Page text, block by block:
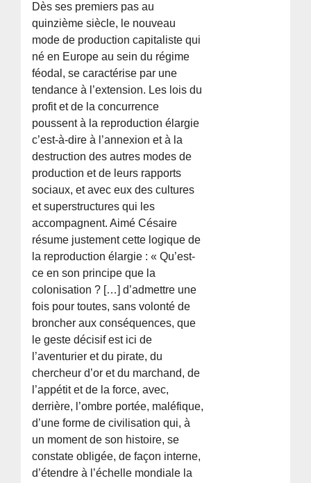
Dès ses premiers pas au
quinzième siècle, le nouveau
mode de production capitaliste qui
né en Europe au sein du régime
féodal, se caractérise par une
tendance à l’extension. Les lois du
profit et de la concurrence
poussent à la reproduction élargie
c’est-à-dire à l’annexion et à la
destruction des autres modes de
production et de leurs rapports
sociaux, et avec eux des cultures
et superstructures qui les
accompagnent. Aimé Césaire
résume justement cette logique de
la reproduction élargie : « Qu’est-
ce en son principe que la
colonisation ? […] d’admettre une
fois pour toutes, sans volonté de
broncher aux conséquences, que
le geste décisif est ici de
l’aventurier et du pirate, du
chercheur d’or et du marchand, de
l’appétit et de la force, avec,
derrière, l’ombre portée, maléfique,
d’une forme de civilisation qui, à
un moment de son histoire, se
constate obligée, de façon interne,
d’étendre à l’échelle mondiale la